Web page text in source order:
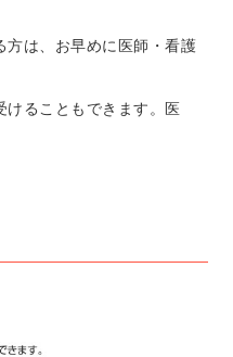
方は、お早めに医師・看護
けることもできます。医